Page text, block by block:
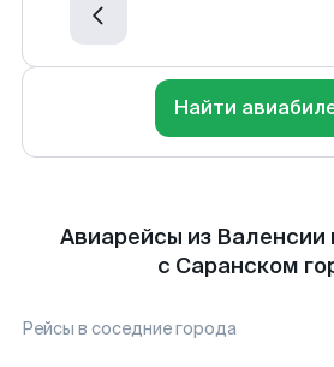
Найти
Авиарейсы из
с Саранском
Рейсы в соседние города